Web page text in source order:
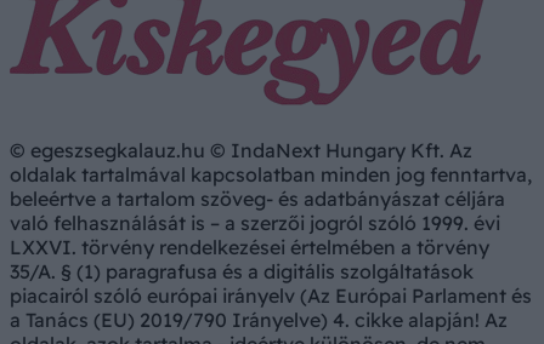
© egeszsegkalauz.hu © IndaNext Hungary Kft. Az
oldalak tartalmával kapcsolatban minden jog fenntartva,
beleértve a tartalom szöveg- és adatbányászat céljára
való felhasználását is – a szerzői jogról szóló 1999. évi
LXXVI. törvény rendelkezései értelmében a törvény
35/A. § (1) paragrafusa és a digitális szolgáltatások
piacairól szóló európai irányelv (Az Európai Parlament és
a Tanács (EU) 2019/790 Irányelve) 4. cikke alapján! Az